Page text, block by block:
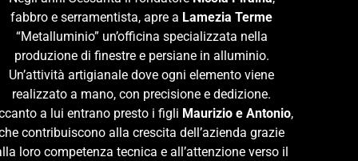
fabbro e serramentista, apre a Lamezia Terme
“Metalluminio” un’officina specializzata nella
produzione di finestre e persiane in alluminio.
Un’attività artigianale dove ogni elemento viene
realizzato a mano, con precisione e dedizione.
a lui entrano presto i figli Maurizio e Antonio,
contribuiscono alla crescita dell’azienda grazie
loro competenza tecnica e all’attenzione verso il